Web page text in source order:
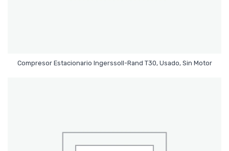
Compresor Estacionario Ingerssoll-Rand T30, Usado, Sin Motor